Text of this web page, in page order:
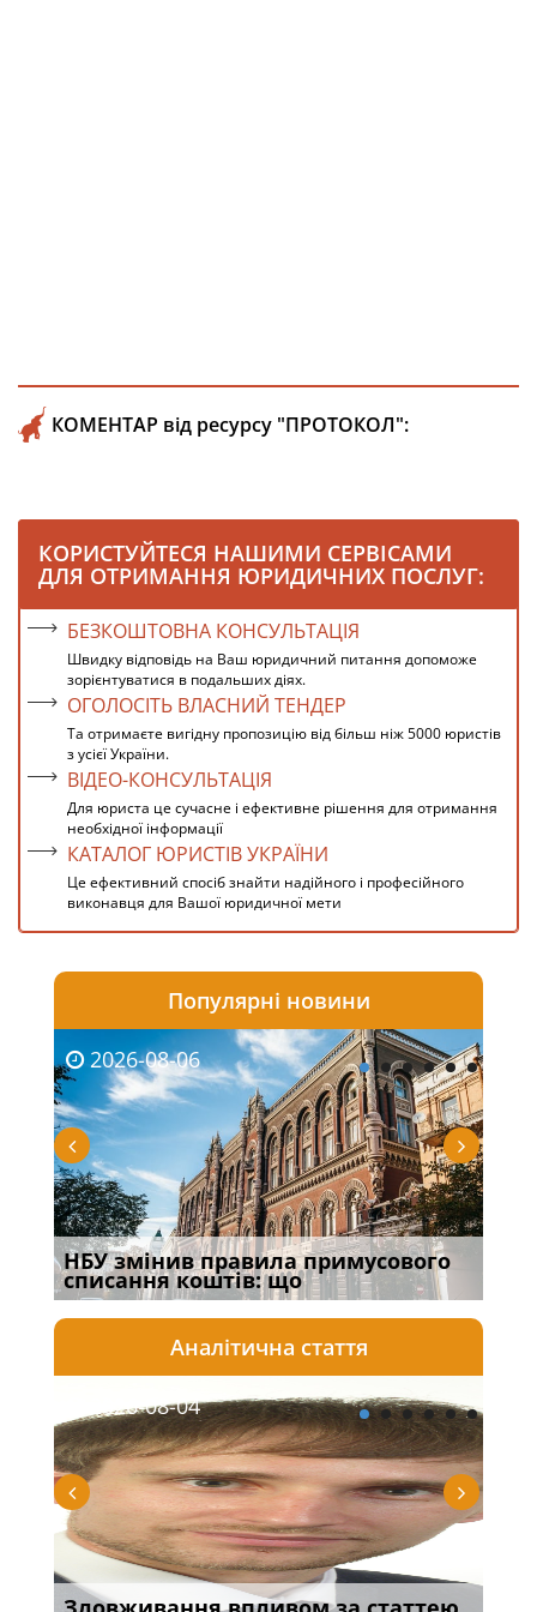
КОМЕНТАР від ресурсу "ПРОТОКОЛ":
КОРИСТУЙТЕСЯ НАШИМИ СЕРВІСАМИ
ДЛЯ ОТРИМАННЯ ЮРИДИЧНИХ ПОСЛУГ:
БЕЗКОШТОВНА КОНСУЛЬТАЦІЯ
Швидку відповідь на Ваш юридичний питання допоможе
зорієнтуватися в подальших діях.
ОГОЛОСІТЬ ВЛАСНИЙ ТЕНДЕР
Та отримаєте вигідну пропозицію від більш ніж 5000 юристів
з усієї України.
ВІДЕО-КОНСУЛЬТАЦІЯ
Для юриста це сучасне і ефективне рішення для отримання
необхідної інформації
КАТАЛОГ ЮРИСТІВ УКРАЇНИ
Це ефективний спосіб знайти надійного і професійного
виконавця для Вашої юридичної мети
Популярні новини
2026-08-06
НБУ змінив правила примусового
списання коштів: що
Аналітична стаття
2026-08-04